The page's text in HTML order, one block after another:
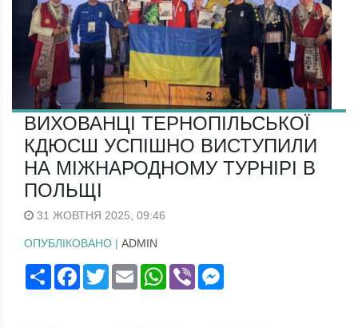
ВИХОВАНЦІ ТЕРНОПІЛЬСЬКОЇ
КДЮСШ УСПІШНО ВИСТУПИЛИ
НА МІЖНАРОДНОМУ ТУРНІРІ В
ПОЛЬЩІ
31 ЖОВТНЯ 2025, 09:46
ОПУБЛІКОВАНО | ADMIN
ПоширитиFacebook
TwitterEmail WhatsApp
Viber